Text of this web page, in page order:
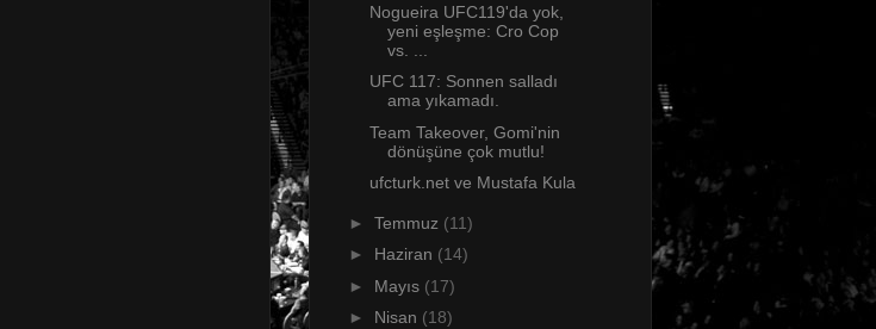
Nogueira UFC119'da yok,
yeni eşleşme: Cro Cop
vs. ...
UFC 117: Sonnen salladı
ama yıkamadı.
Team Takeover, Gomi'nin
dönüşüne çok mutlu!
ufcturk.net ve Mustafa Kula
► Temmuz (11)
► Haziran (14)
► Mayıs (17)
► Nisan (18)